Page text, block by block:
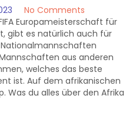
No Comments
Europameisterschaft für
gibt es natürlich auch für
aus anderen
welches das beste
ist. Auf dem afrikanischen
Was du alles über den Afrika